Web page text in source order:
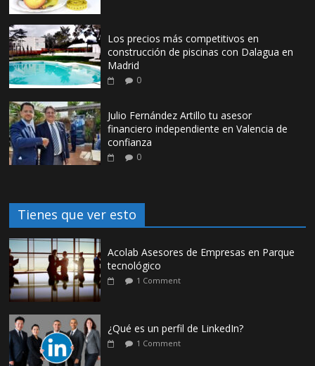
Los precios más competitivos en
construcción de piscinas con Dalagua en
Madrid
0
Julio Fernández Artillo tu asesor
financiero independiente en Valencia de
confianza
0
Tienes que ver esto
Acolab Asesores de Empresas en Parque
tecnológico
1 Comment
¿Qué es un perfil de LinkedIn?
1 Comment